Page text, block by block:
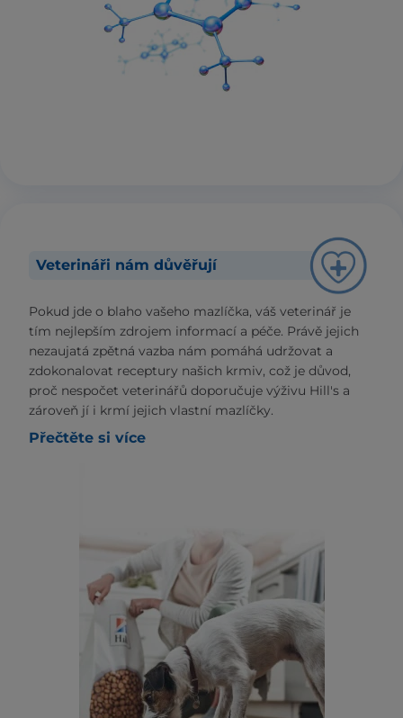
Veterináři nám důvěřují
Pokud jde o blaho vašeho mazlíčka, váš veterinář je
tím nejlepším zdrojem informací a péče. Právě jejich
nezaujatá zpětná vazba nám pomáhá udržovat a
zdokonalovat receptury našich krmiv, což je důvod,
proč nespočet veterinářů doporučuje výživu Hill's a
zároveň jí i krmí jejich vlastní mazlíčky.
Přečtěte si více